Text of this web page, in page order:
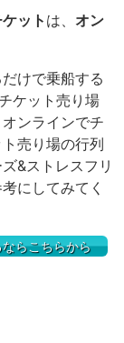
ット は、 オン
けで乗船する
ケット売り場
ンラインでチ
売り場の行列
&ストレスフリ
にしてみてく
らこちらから